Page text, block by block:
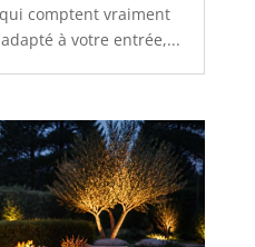
comptent vraiment
à votre entrée,...